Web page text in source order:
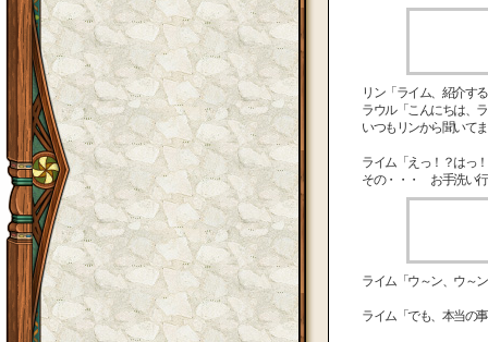
リン「ライム、紹介す
ラウル「こんにちは、
いつもリンから聞いて
ライム「えっ！？はっ
その・・・ お手洗い
ライム「ウ～ン、ウ
ライム「でも、本当の